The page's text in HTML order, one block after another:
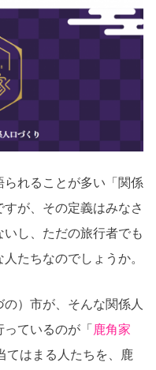
れることが多い「関係
が、その定義はみなさ
し、ただの旅行者でも
たちなのでしょうか。
）市が、そんな関係人
ているのが「 鹿角家
てはまる人たちを、鹿